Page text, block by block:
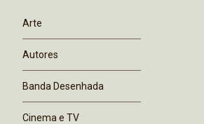
Arte
Autores
Banda Desenhada
Cinema e TV